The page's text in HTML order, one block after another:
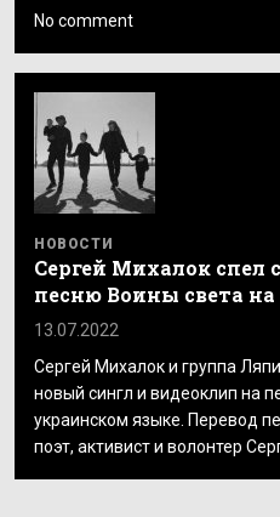
No comment
НОВОСТИ
Сергей Михалок спел
песню Воины света
13.07.2022
Сергей Михалок и группа
новый сингл и видеоклип на
украинском языке. Перевод
поэт, активист и волонтер